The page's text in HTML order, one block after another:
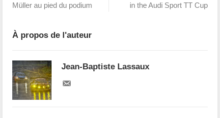
Müller au pied du podium
in the Audi Sport TT Cup
À propos de l'auteur
Jean-Baptiste Lassaux